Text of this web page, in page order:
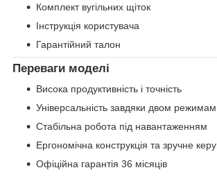
Комплект вугільних щіток
Інструкція користувача
Гарантійний талон
Переваги моделі
Висока продуктивність і точність
Універсальність завдяки двом
Стабільна робота під навантаженням
Ергономічна конструкція та зручне
Офіційна гарантія 36 місяців